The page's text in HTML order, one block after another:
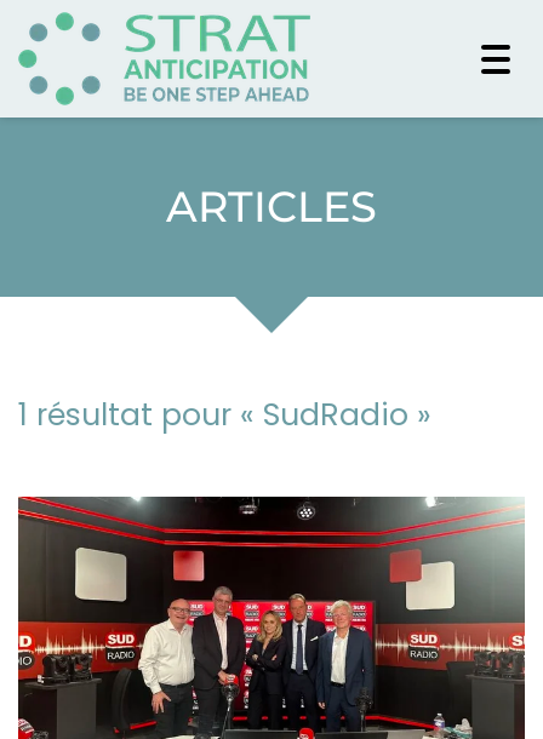
ARTICLES
1 résultat pour « SudRadio »